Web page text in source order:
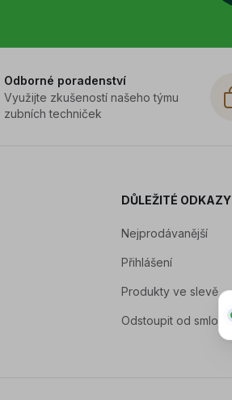
Odborné poradenství
Využijte zkušeností našeho týmu
zubních techniček
DŮLEŽITÉ ODKAZY
Nejprodávanější
Přihlášení
Produkty ve slevě
Odstoupit od